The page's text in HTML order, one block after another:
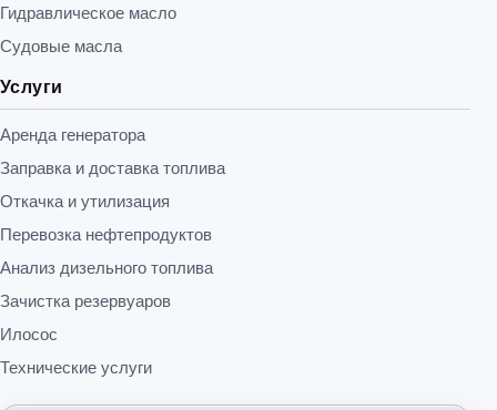
Гидравлическое масло
Судовые масла
Услуги
Аренда генератора
Заправка и доставка топлива
Откачка и утилизация
Перевозка нефтепродуктов
Анализ дизельного топлива
Зачистка резервуаров
Илосос
Технические услуги